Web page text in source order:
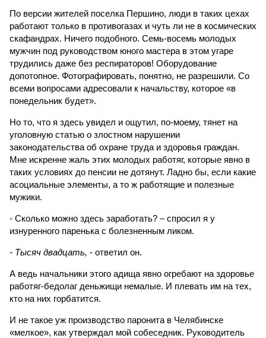
По версии жителей поселка Першино, люди в таких цехах
работают только в противогазах и чуть ли не в космических
скафандрах. Ничего подобного. Семь-восемь молодых
мужчин под руководством юного мастера в этом угаре
трудились даже без респираторов! Оборудование
допотопное. Фотографировать, понятно, не разрешили. Со
всеми вопросами адресовали к начальству, которое «в
понедельник будет».
Но то, что я здесь увидел и ощутил, по-моему, тянет на
уголовную статью о злостном нарушении
законодательства об охране труда и здоровья граждан.
Мне искренне жаль этих молодых работяг, которые явно в
таких условиях до пенсии не дотянут. Ладно бы, если какие
асоциальные элементы, а то ж работящие и полезные
мужики.
- Сколько можно здесь заработать? – спросил я у
изнуренного паренька с болезненным ликом.
- Тысяч двадцать, - ответил он.
А ведь начальники этого адища явно огребают на здоровье
работяг-бедолаг деньжищи немалые. И плевать им на тех,
кто на них горбатится.
И не такое уж производство паронита в Челябинске
«мелкое», как утверждал мой собеседник. Руководитель